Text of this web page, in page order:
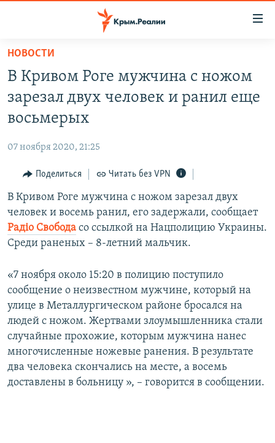
Вернуться
основному
содержанию
Вернутся
главной
навигации
Вернутся
поиску
СПЕЦПРОЕКТЫ
11 ЛЕТ ОККУПАЦИИ КРЫМА. 11 ИСТОРИЙ СОПРОТИВЛЕНИЯ
ВОДА
ЕЩЕ
ИНТЕРАКТИВ
ИНФОГРАФИКА
ТЕЛЕПРОЕКТ КРЫМ.РЕАЛИИ
СОВЕТЫ ПРАВОЗАЩИТНИКОВ
ПОБЕДИТЕЛЕЙ НЕ СУДЯТ?
КРЫМ.НЕПОКОРЕННЫЙ
ELIFBE
УКРАИНСКАЯ ПРОБЛЕМА КРЫМА
РАДІО СВОБОДА
КАК ОБОЙТИ БЛОКИРОВКУ
Українською
Qırımtatar
ПРИСОЕДИНЯЙТЕСЬ!
Все сайты RFE/RL
НОВОСТИ
В Кривом Роге мужчина с ножом
зарезал двух человек и ранил еще
восьмерых
07 ноября 2020, 21:25
Поделиться Читать без VPN
В Кривом Роге мужчина с ножом зарезал двух
человек и восемь ранил, его задержали, сообщает
Радіо Свобода со ссылкой на Нацполицию Украины.
Среди раненых – 8-летний мальчик.
«7 ноября около 15:20 в полицию поступило
сообщение о неизвестном мужчине, который на
улице в Металлургическом районе бросался на
людей с ножом. Жертвами злоумышленника стали
случайные прохожие, которым мужчина нанес
многочисленные ножевые ранения. В результате
два человека скончались на месте, а восемь
доставлены в больницу », – говорится в сообщении.